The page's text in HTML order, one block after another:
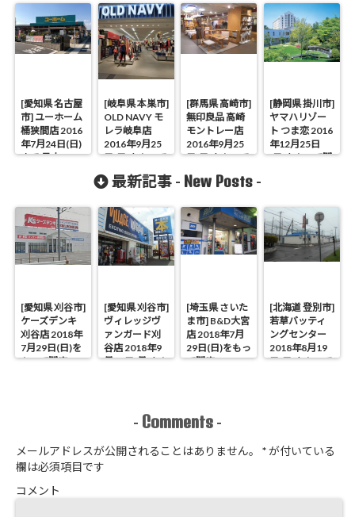
[愛知県 名古屋
市] ユーホーム
桶狭間店 2016
年7月24日(日)
まで 最大
[岐阜県 本巣市]
OLD NAVY モ
レラ岐阜店
2016年9月25
日(日)をもって
[群馬県 高崎市]
無印良品 高崎
モントレー店
2016年9月25
日(日)をもって
[静岡県 掛川市]
ヤマハリゾー
ト つま恋 2016
年12月25日
(日)をもって閉
最新記事 - New Posts -
[愛知県 刈谷市]
ケーズデンキ
刈谷店 2018年
7月29日(日)を
もって閉店
[愛知県 刈谷市]
ヴィレッジヴ
ァンガード刈
谷店 2018年9
月17日(月)をも
[埼玉県 さいた
ま市] B&D大宮
店 2018年7月
29日(日)をもっ
て閉店
[北海道 登別市]
若草バッティ
ングセンター
2018年8月19
日(日)をもって
- Comments -
メールアドレスが公開されることはありません。 *が付いている
欄は必須項目です
コメント